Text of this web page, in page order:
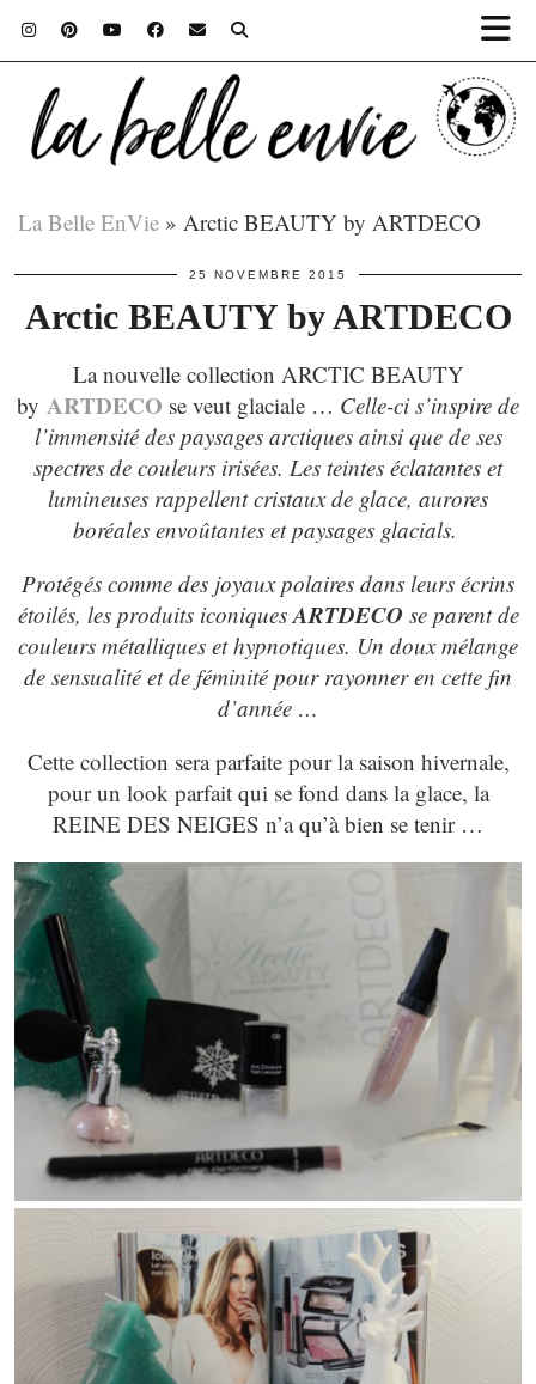
La Belle EnVie » Arctic BEAUTY by ARTDECO
25 NOVEMBRE 2015
Arctic BEAUTY by ARTDECO
La nouvelle collection ARCTIC BEAUTY
by ARTDECO se veut glaciale … Celle-ci s’inspire de
l’immensité des paysages arctiques ainsi que de ses
spectres de couleurs irisées. Les teintes éclatantes et
lumineuses rappellent cristaux de glace, aurores
boréales envoûtantes et paysages glacials.
Protégés comme des joyaux polaires dans leurs écrins
étoilés, les produits iconiquesARTDECO se parent de
couleurs métalliques et hypnotiques. Un doux mélange
de sensualité et de féminité pour rayonner en cette fin
d’année …
Cette collection sera parfaite pour la saison hivernale,
pour un look parfait qui se fond dans la glace, la
REINE DES NEIGES n’a qu’à bien se tenir …